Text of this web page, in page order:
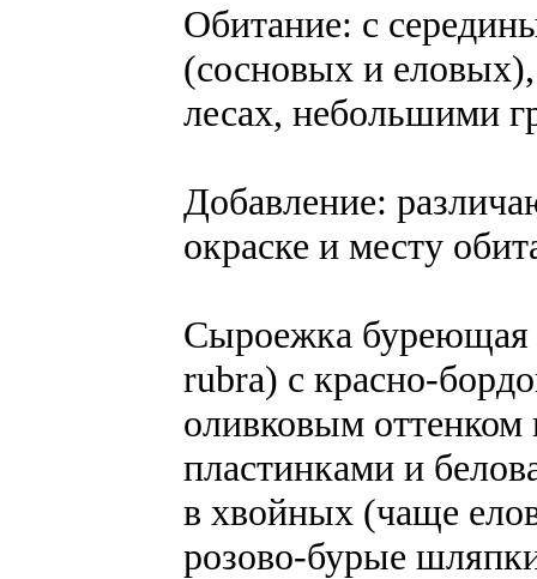
Обитание: с
(сосновых и
лесах, небольшими
Добавление:
окраске и месту
Сыроежка буреющая
rubra) с красно-
оливковым
пластинками и
в хвойных (чаще
розово-бурые